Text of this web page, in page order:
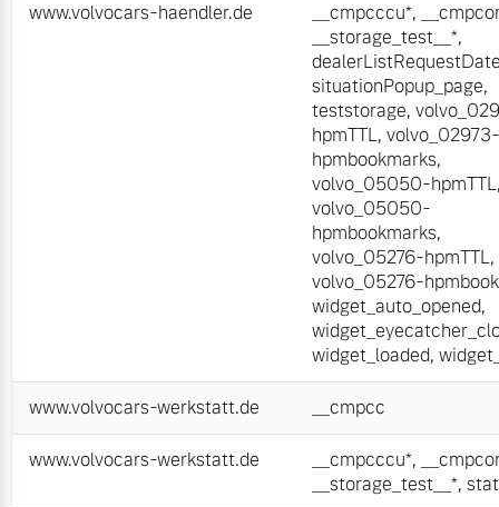
www.volvocars-haendler.de __cmpcccu*,
__storage_test__*,
situationPopup_page,
teststorage,
hpmTTL,
hpmbookmarks,
volvo_05050-hpmTTL
volvo_05050-
hpmbookmarks,
volvo_05276-hpmTTL,
volvo_05276-
widget_auto_opened,
widget_loaded,
www.volvocars-werkstatt.de __cmpcc
www.volvocars-werkstatt.de __cmpcccu*,
__storage_test__*,